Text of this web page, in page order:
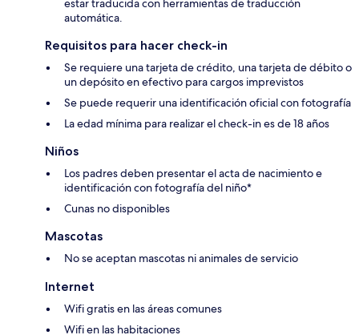
estar traducida con herramientas de traducción
automática.
Requisitos para hacer check-in
Se requiere una tarjeta de crédito, una tarjeta de débito o
un depósito en efectivo para cargos imprevistos
Se puede requerir una identificación oficial con fotografía
La edad mínima para realizar el check-in es de 18 años
Niños
Los padres deben presentar el acta de nacimiento e
identificación con fotografía del niño*
Cunas no disponibles
Mascotas
No se aceptan mascotas ni animales de servicio
Internet
Wifi gratis en las áreas comunes
Wifi en las habitaciones